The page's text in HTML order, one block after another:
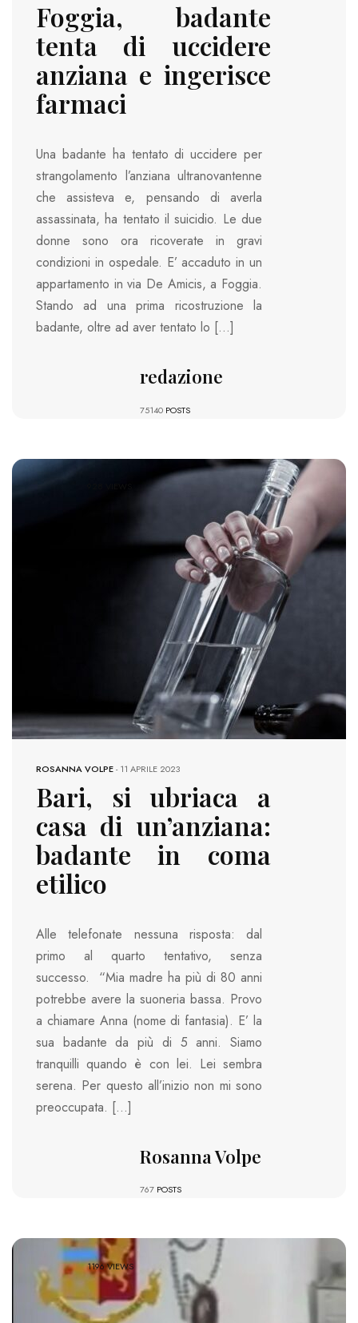
Foggia, badante
tenta di uccidere
anziana e ingerisce
farmaci
Una badante ha tentato di uccidere per
strangolamento l’anziana ultranovantenne
che assisteva e, pensando di averla
assassinata, ha tentato il suicidio. Le due
donne sono ora ricoverate in gravi
condizioni in ospedale. E’ accaduto in un
appartamento in via De Amicis, a Foggia.
Stando ad una prima ricostruzione la
badante, oltre ad aver tentato lo […]
redazione
75140 POSTS
ROSANNA VOLPE-11 APRILE 2023
Bari, si ubriaca a
casa di un’anziana:
badante in coma
etilico
Alle telefonate nessuna risposta: dal
primo al quarto tentativo, senza
successo. “Mia madre ha più di 80 anni
potrebbe avere la suoneria bassa. Provo
a chiamare Anna (nome di fantasia). E’ la
sua badante da più di 5 anni. Siamo
tranquilli quando è con lei. Lei sembra
serena. Per questo all’inizio non mi sono
preoccupata. […]
Rosanna Volpe
767 POSTS
1196 VIEWS